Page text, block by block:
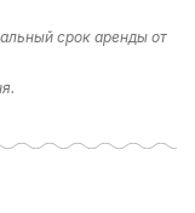
срок аренды от